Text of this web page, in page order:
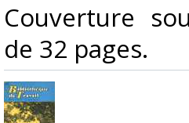
‎Couverture
de 32 pages.‎